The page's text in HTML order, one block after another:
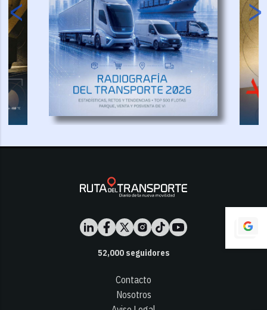
52,000seguidores
Contacto
Nosotros